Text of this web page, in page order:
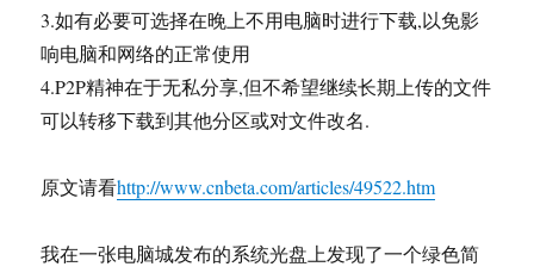
3.如有必要可选择在晚上不用电脑时进行下载,以免影
响电脑和网络的正常使用
4.P2P精神在于无私分享,但不希望继续长期上传的文件
可以转移下载到其他分区或对文件改名.
原文请看http://www.cnbeta.com/articles/49522.htm
我在一张电脑城发布的系统光盘上发现了一个绿色简